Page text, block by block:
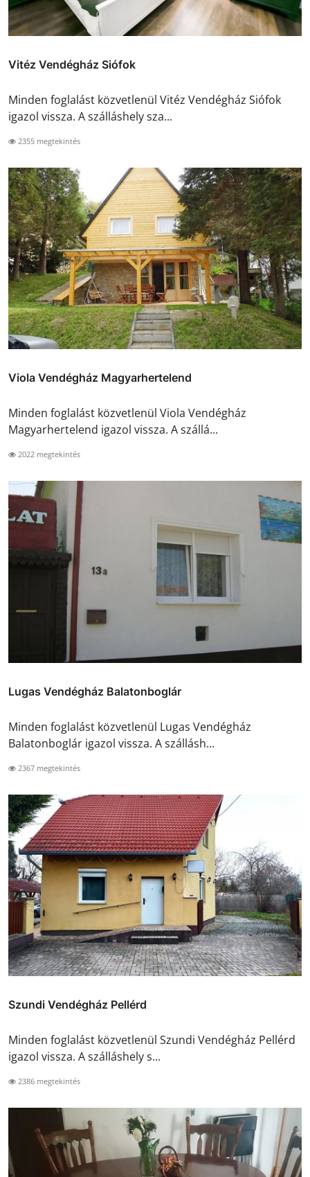
Vitéz Vendégház Siófok
Minden foglalást közvetlenül Vitéz Vendégház Siófok
igazol vissza. A szálláshely sza...
2355 megtekintés
Viola Vendégház Magyarhertelend
Minden foglalást közvetlenül Viola Vendégház
Magyarhertelend igazol vissza. A szállá...
2022 megtekintés
Lugas Vendégház Balatonboglár
Minden foglalást közvetlenül Lugas Vendégház
Balatonboglár igazol vissza. A szállásh...
2367 megtekintés
Szundi Vendégház Pellérd
Minden foglalást közvetlenül Szundi Vendégház Pellérd
igazol vissza. A szálláshely s...
2386 megtekintés